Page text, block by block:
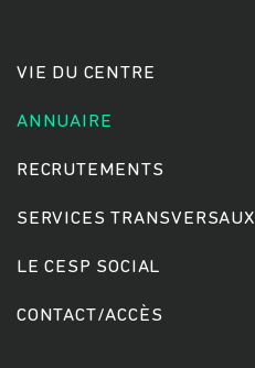
VIE DU CENTRE
ANNUAIRE
RECRUTEMENTS
SERVICES TRANSVERSAUX
LE CESP SOCIAL
CONTACT/ACCÈS